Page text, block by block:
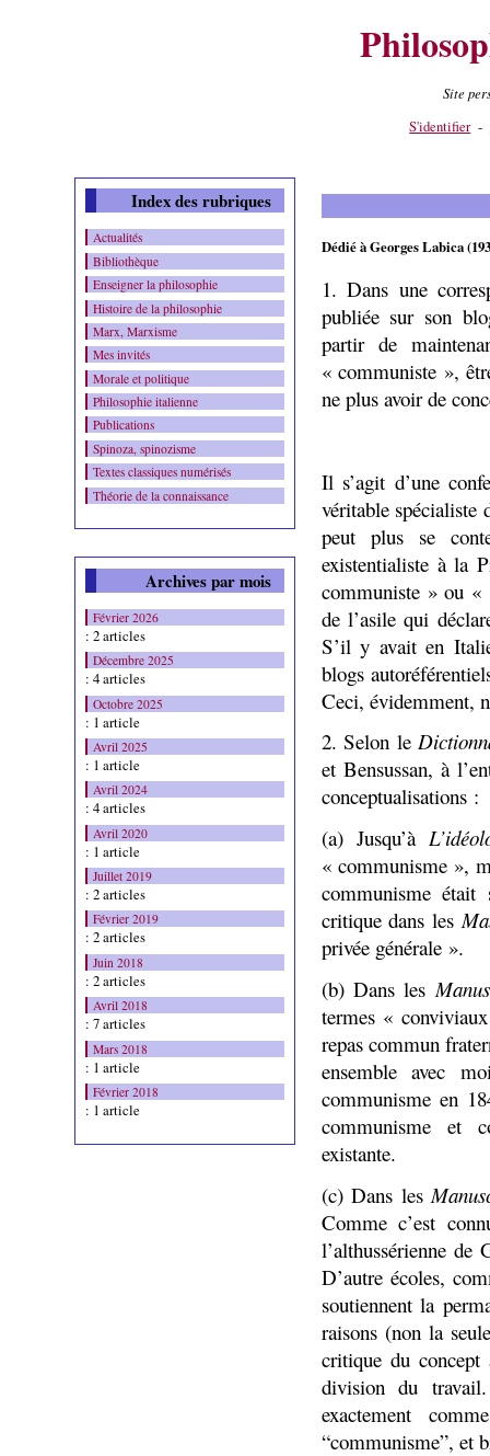
Site
S'identifier -
Index des rubriques
Actualités
Bibliothèque
Enseigner la philosophie
Histoire de la philosophie
Marx, Marxisme
Mes invités
Morale et politique
Philosophie italienne
Publications
Spinoza, spinozisme
Textes classiques numérisés
Théorie de la connaissance
Archives par mois
Février 2026
: 2 articles
Décembre 2025
: 4 articles
Octobre 2025
: 1 article
Avril 2025
: 1 article
Avril 2024
: 4 articles
Avril 2020
: 1 article
Juillet 2019
: 2 articles
Février 2019
: 2 articles
Juin 2018
: 2 articles
Avril 2018
: 7 articles
Mars 2018
: 1 article
Février 2018
: 1 article
Dédié à Georges Labica
1. Dans une
publiée sur son
partir de
« communiste »,
ne plus avoir de
Il s’agit d’une
véritable spécialiste
peut plus se
existentialiste à la
communiste » ou «
de l’asile qui
S’il y avait en
blogs
Ceci, évidemment,
2. Selon le
et Bensussan, à
conceptualisations :
(a) Jusqu’à
« communisme »,
communisme
critique dans les
privée générale ».
(b) Dans les
termes «
repas commun
ensemble avec
communisme en
communisme et
existante.
(c) Dans les
Comme c’est
l’althussérienne
D’autre écoles,
soutiennent la
raisons (non la
critique du concept
division du
exactement
“communisme”, et